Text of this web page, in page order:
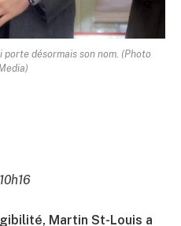
désormais son nom. (Photo
Martin St-Louis a